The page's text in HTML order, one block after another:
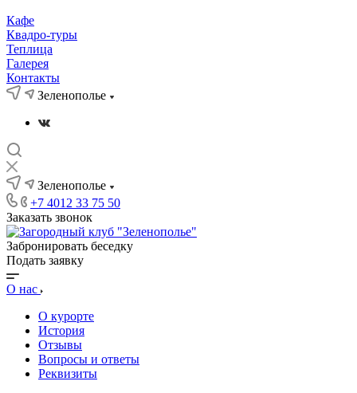
Кафе
Квадро-туры
Теплица
Галерея
Контакты
Зеленополье
Зеленополье
+7 4012 33 75 50
Заказать звонок
Забронировать беседку
Подать заявку
О нас
О курорте
История
Отзывы
Вопросы и ответы
Реквизиты